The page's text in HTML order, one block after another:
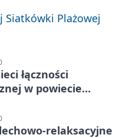
Siatkówki Plażowej
łączności
w powiecie
relaksacyjne